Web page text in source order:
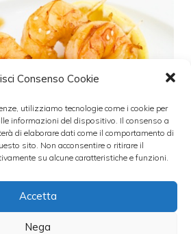
Consenso Cookie
utilizziamo tecnologie come i cookie per
informazioni del dispositivo. Il consenso a
di elaborare dati come il comportamento di
sito. Non acconsentire o ritirare il
su alcune caratteristiche e funzioni.
Accetta
Nega